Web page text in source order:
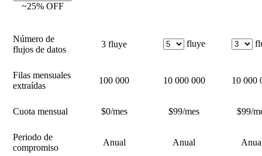
~25% OFF
Número de
flujos de datos
3 fluye fluye
Filas mensuales
extraídas
100 000 10 000 000 10 000
Cuota mensual $0/mes $99/mes $99/
Periodo de
compromiso
Anual Anual